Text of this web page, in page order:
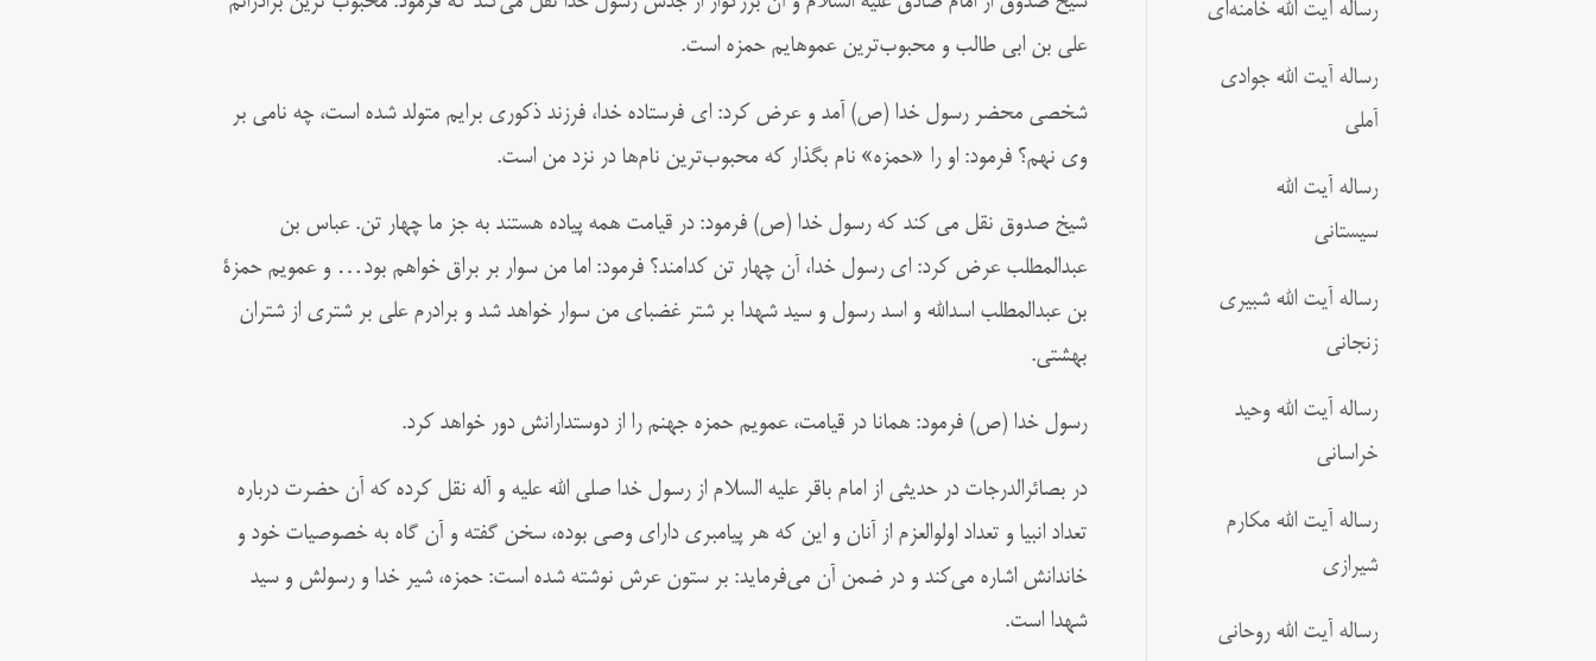
علی بن ابی طالب و محبوب‌ترین عموهایم حمزه است.
شخصی محضر رسول خدا (ص) آمد و عرض کرد: ای فرستاده خدا، فرزند ذکوری برایم متولد شده است، چه نامی ‌‌بر
وی نهم؟ فرمود: او را «حمزه» نام بگذار که محبوب‌ترین نام‌ها در نزد من است.
شیخ صدوق نقل می کند که رسول خدا (ص) فرمود: در قیامت همه پیاده هستند به جز ما چهار تن. عباس بن
عبدالمطلب عرض کرد: ای رسول خدا، آن چهار تن کدامند؟ فرمود: اما من سوار بر براق خواهم بود… و عمویم حمزة
بن عبدالمطلب اسدالله و اسد رسول و سید شهدا بر شتر غضبای من سوار خواهد شد و برادرم علی بر شتری از شتران
بهشتی.
رسول خدا (ص) فرمود: همانا در قیامت، عمویم حمزه جهنم را از دوستدارانش دور خواهد کرد.
در بصائرالدرجات در حدیثی از امام باقر علیه السلام از رسول خدا صلی الله علیه و آله نقل کرده که آن حضرت درباره
تعداد انبیا و تعداد اولوالعزم از آنان و این که هر پیامبری دارای وصی بوده، سخن گفته و آن گاه به خصوصیات خود و
خاندانش اشاره می‌‌کند و در ضمن آن می‌‌فرماید: بر ستون عرش نوشته شده است: حمزه، شیر خدا و رسولش و سید
شهدا است.
رساله آیت الله خامنه‌ای
رساله آیت الله جوادی
آملی
رساله آیت الله
سیستانی
رساله آیت الله شبیری
زنجانی
رساله آیت الله وحید
خراسانی
رساله آیت الله مکارم
شیرازی
رساله آیت الله روحانی